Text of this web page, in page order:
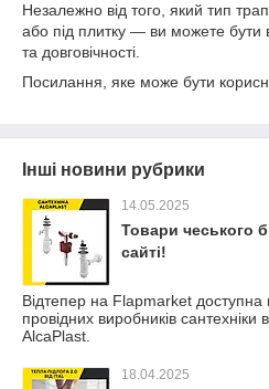
Незалежно від того, який тип
або під плитку — ви можете бути
та довговічності.
Посилання, яке може бути
Інші новини рубрики
14.05.2025
Товари чеського
сайті!
Відтепер на Flapmarket доступна
провідних виробників сантехніки
AlcaPlast.
18.04.2025